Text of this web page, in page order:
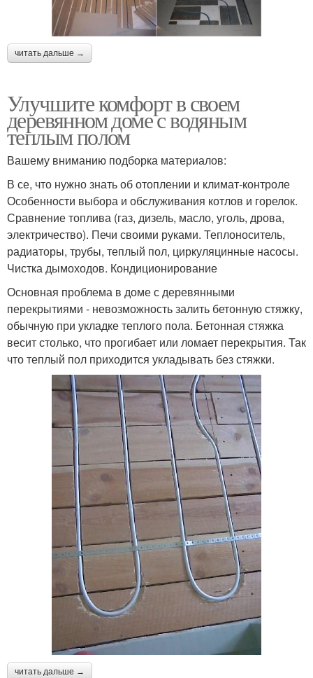
читать дальше →
Улучшите комфорт в своем
деревянном доме с водяным
теплым полом
Вашему вниманию подборка материалов:
В се, что нужно знать об отоплении и климат-контроле
Особенности выбора и обслуживания котлов и горелок.
Сравнение топлива (газ, дизель, масло, уголь, дрова,
электричество). Печи своими руками. Теплоноситель,
радиаторы, трубы, теплый пол, циркуляцинные насосы.
Чистка дымоходов. Кондиционирование
Основная проблема в доме с деревянными
перекрытиями - невозможность залить бетонную стяжку,
обычную при укладке теплого пола. Бетонная стяжка
весит столько, что прогибает или ломает перекрытия. Так
что теплый пол приходится укладывать без стяжки.
читать дальше →